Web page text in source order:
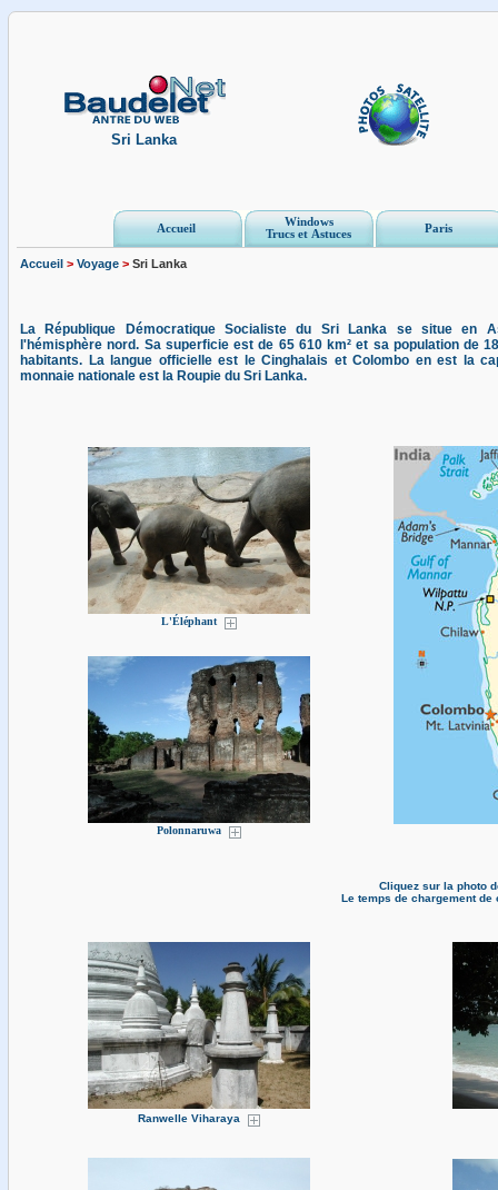
Sri Lanka
Accueil
Windows
Trucs et Astuces
Paris
Accueil > Voyage > Sri Lanka
La République Démocratique Socialiste du Sri Lanka se situe en
l'hémisphère nord. Sa superficie est de 65 610 km² et sa population de
habitants. La langue officielle est le Cinghalais et Colombo en est la
monnaie nationale est la Roupie du Sri Lanka.
L'Éléphant
Polonnaruwa
Cliquez sur la photo
Le temps de chargement
Ranwelle Viharaya